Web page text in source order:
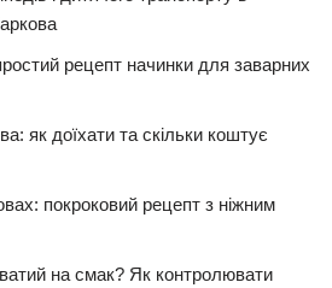
рецепт начинки для заварних
як доїхати та скільки коштує
покроковий рецепт з ніжним
на смак? Як контролювати